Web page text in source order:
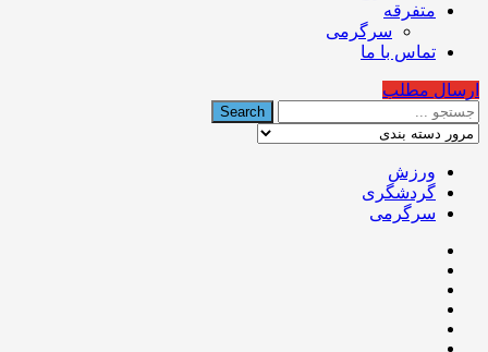
متفرقه
سرگرمی
تماس با ما
ارسال مطلب
ورزش
گردشگری
سرگرمی